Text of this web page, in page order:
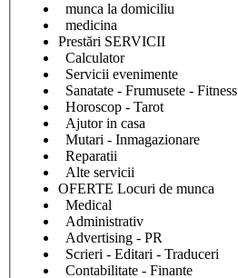
munca la domiciliu
medicina
Prestări SERVICII
Calculator
Servicii evenimente
Sanatate - Frumusete - Fitness
Horoscop - Tarot
Ajutor in casa
Mutari - Inmagazionare
Reparatii
Alte servicii
OFERTE Locuri de munca
Medical
Administrativ
Advertising - PR
Scrieri - Editari - Traduceri
Contabilitate - Finante